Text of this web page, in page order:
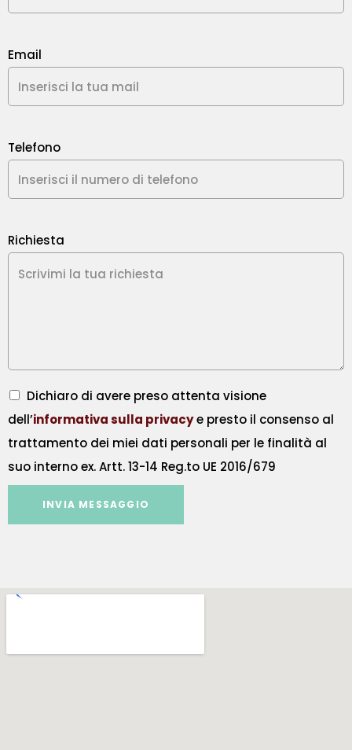
Email
Telefono
Richiesta
Dichiaro di avere preso attenta visione
dell’informativa sulla privacye presto il consenso al
trattamento dei miei dati personali per le finalità al
suo interno ex. Artt. 13-14 Reg.to UE 2016/679